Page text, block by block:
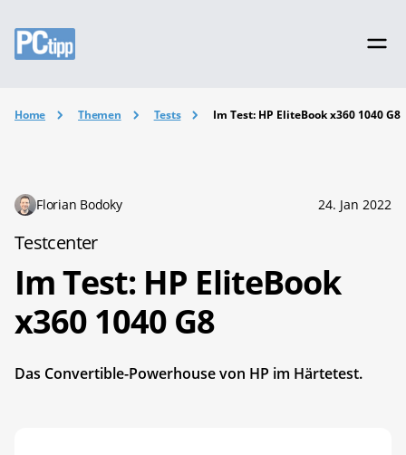
Home Themen Tests Im Test: HP EliteBook x360 1040 G8
Florian Bodoky 24. Jan 2022
Testcenter
Im Test: HP EliteBook
x360 1040 G8
Das Convertible-Powerhouse von HP im Härtetest.